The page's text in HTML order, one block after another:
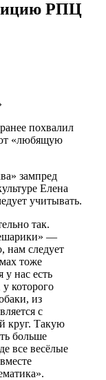
РПЦ
похвалил
«любящую
зампред
Елена
учитывать.
так.
—
нам следует
тоже
у нас есть
которого
из
с
круг. Такую
больше
все весёлые